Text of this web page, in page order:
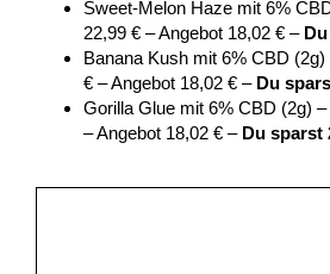
Sweet-Melon Haze mit 6%
22,99 € – Angebot 18,02 € –
Banana Kush mit 6% CBD
€ – Angebot 18,02 € – Du
Gorilla Glue mit 6% CBD (2g)
– Angebot 18,02 € – Du sparst